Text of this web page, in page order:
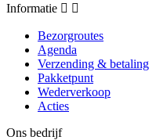
Informatie  
Bezorgroutes
Agenda
Verzending & betaling
Pakketpunt
Wederverkoop
Acties
Ons bedrijf